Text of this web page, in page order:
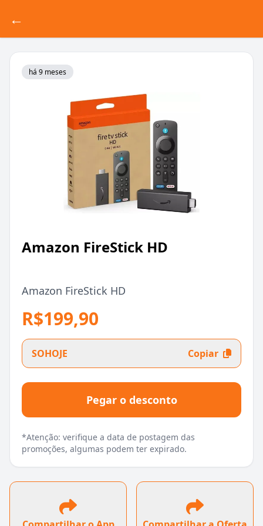
←
há 9 meses
Amazon FireStick HD
Amazon FireStick HD
R$199,90
SOHOJE Copiar
Pegar o desconto
*Atenção: verifique a data de postagem das
promoções, algumas podem ter expirado.